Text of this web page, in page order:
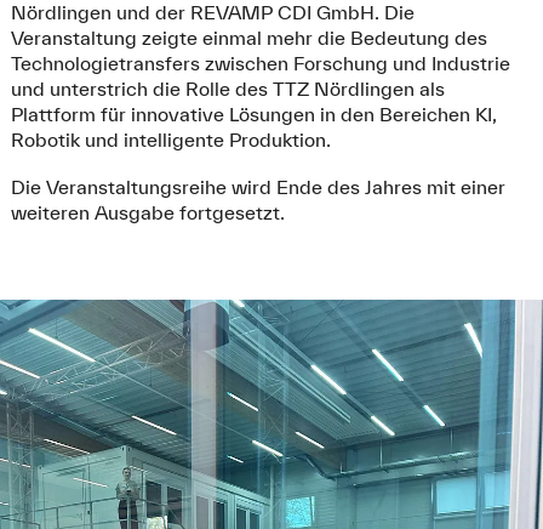
Nördlingen und der REVAMP CDI GmbH. Die
Veranstaltung zeigte einmal mehr die Bedeutung des
Technologietransfers zwischen Forschung und Industrie
und unterstrich die Rolle des TTZ Nördlingen als
Plattform für innovative Lösungen in den Bereichen KI,
Robotik und intelligente Produktion.
Die Veranstaltungsreihe wird Ende des Jahres mit einer
weiteren Ausgabe fortgesetzt.